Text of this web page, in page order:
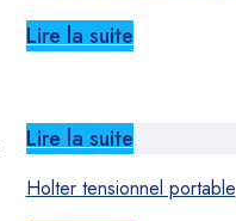
Lire la suite
Lire la suite
Holter tensionnel portable